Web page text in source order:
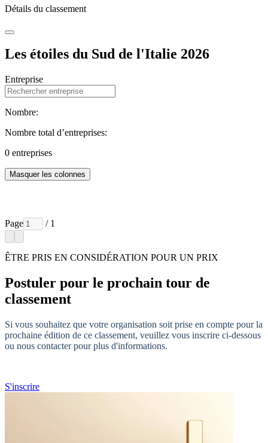
Détails du classement
Les étoiles du Sud de l'Italie 2026
Entreprise
Nombre:
Nombre total d’entreprises:
0 entreprises
Masquer les colonnes
Page / 1
ÊTRE PRIS EN CONSIDÉRATION POUR UN PRIX
Postuler pour le prochain tour de
classement
Si vous souhaitez que votre organisation soit prise en compte pour la
prochaine édition de ce classement, veuillez vous inscrire ci-dessous
ou nous contacter pour plus d'informations.
S'inscrire